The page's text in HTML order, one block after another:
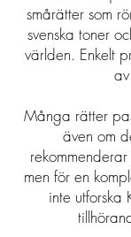
smårätter som
svenska toner
världen. Enkelt
Många rätter
även om
men för en
inte utforska